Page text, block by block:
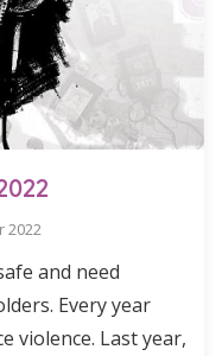
2022
and need
Every year
violence. Last year,